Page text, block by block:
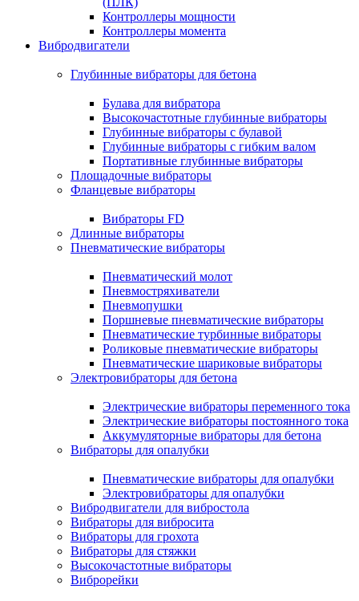
Контроллеры мощности
Контроллеры момента
Вибродвигатели
Глубинные вибраторы для бетона
Булава для вибратора
Высокочастотные глубинные вибраторы
Глубинные вибраторы с булавой
Глубинные вибраторы с гибким валом
Портативные глубинные вибраторы
Площадочные вибраторы
Фланцевые вибраторы
Вибраторы FD
Длинные вибраторы
Пневматические вибраторы
Пневматический молот
Пневмостряхиватели
Пневмопушки
Поршневые пневматические вибраторы
Пневматические турбинные вибраторы
Роликовые пневматические вибраторы
Пневматические шариковые вибраторы
Электровибраторы для бетона
Электрические вибраторы переменного тока
Электрические вибраторы постоянного тока
Аккумуляторные вибраторы для бетона
Вибраторы для опалубки
Пневматические вибраторы для опалубки
Электровибраторы для опалубки
Вибродвигатели для вибростола
Вибраторы для вибросита
Вибраторы для грохота
Вибраторы для стяжки
Высокочастотные вибраторы
Виброрейки